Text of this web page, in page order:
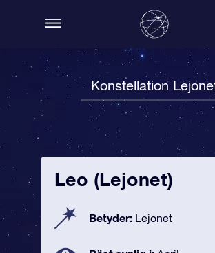
Konstellation
Leo (Lejonet)
Betyder: Lejonet